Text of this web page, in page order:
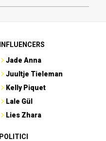
INFLUENCERS
Jade Anna
Juultje Tieleman
Kelly Piquet
Lale Gül
Lies Zhara
POLITICI